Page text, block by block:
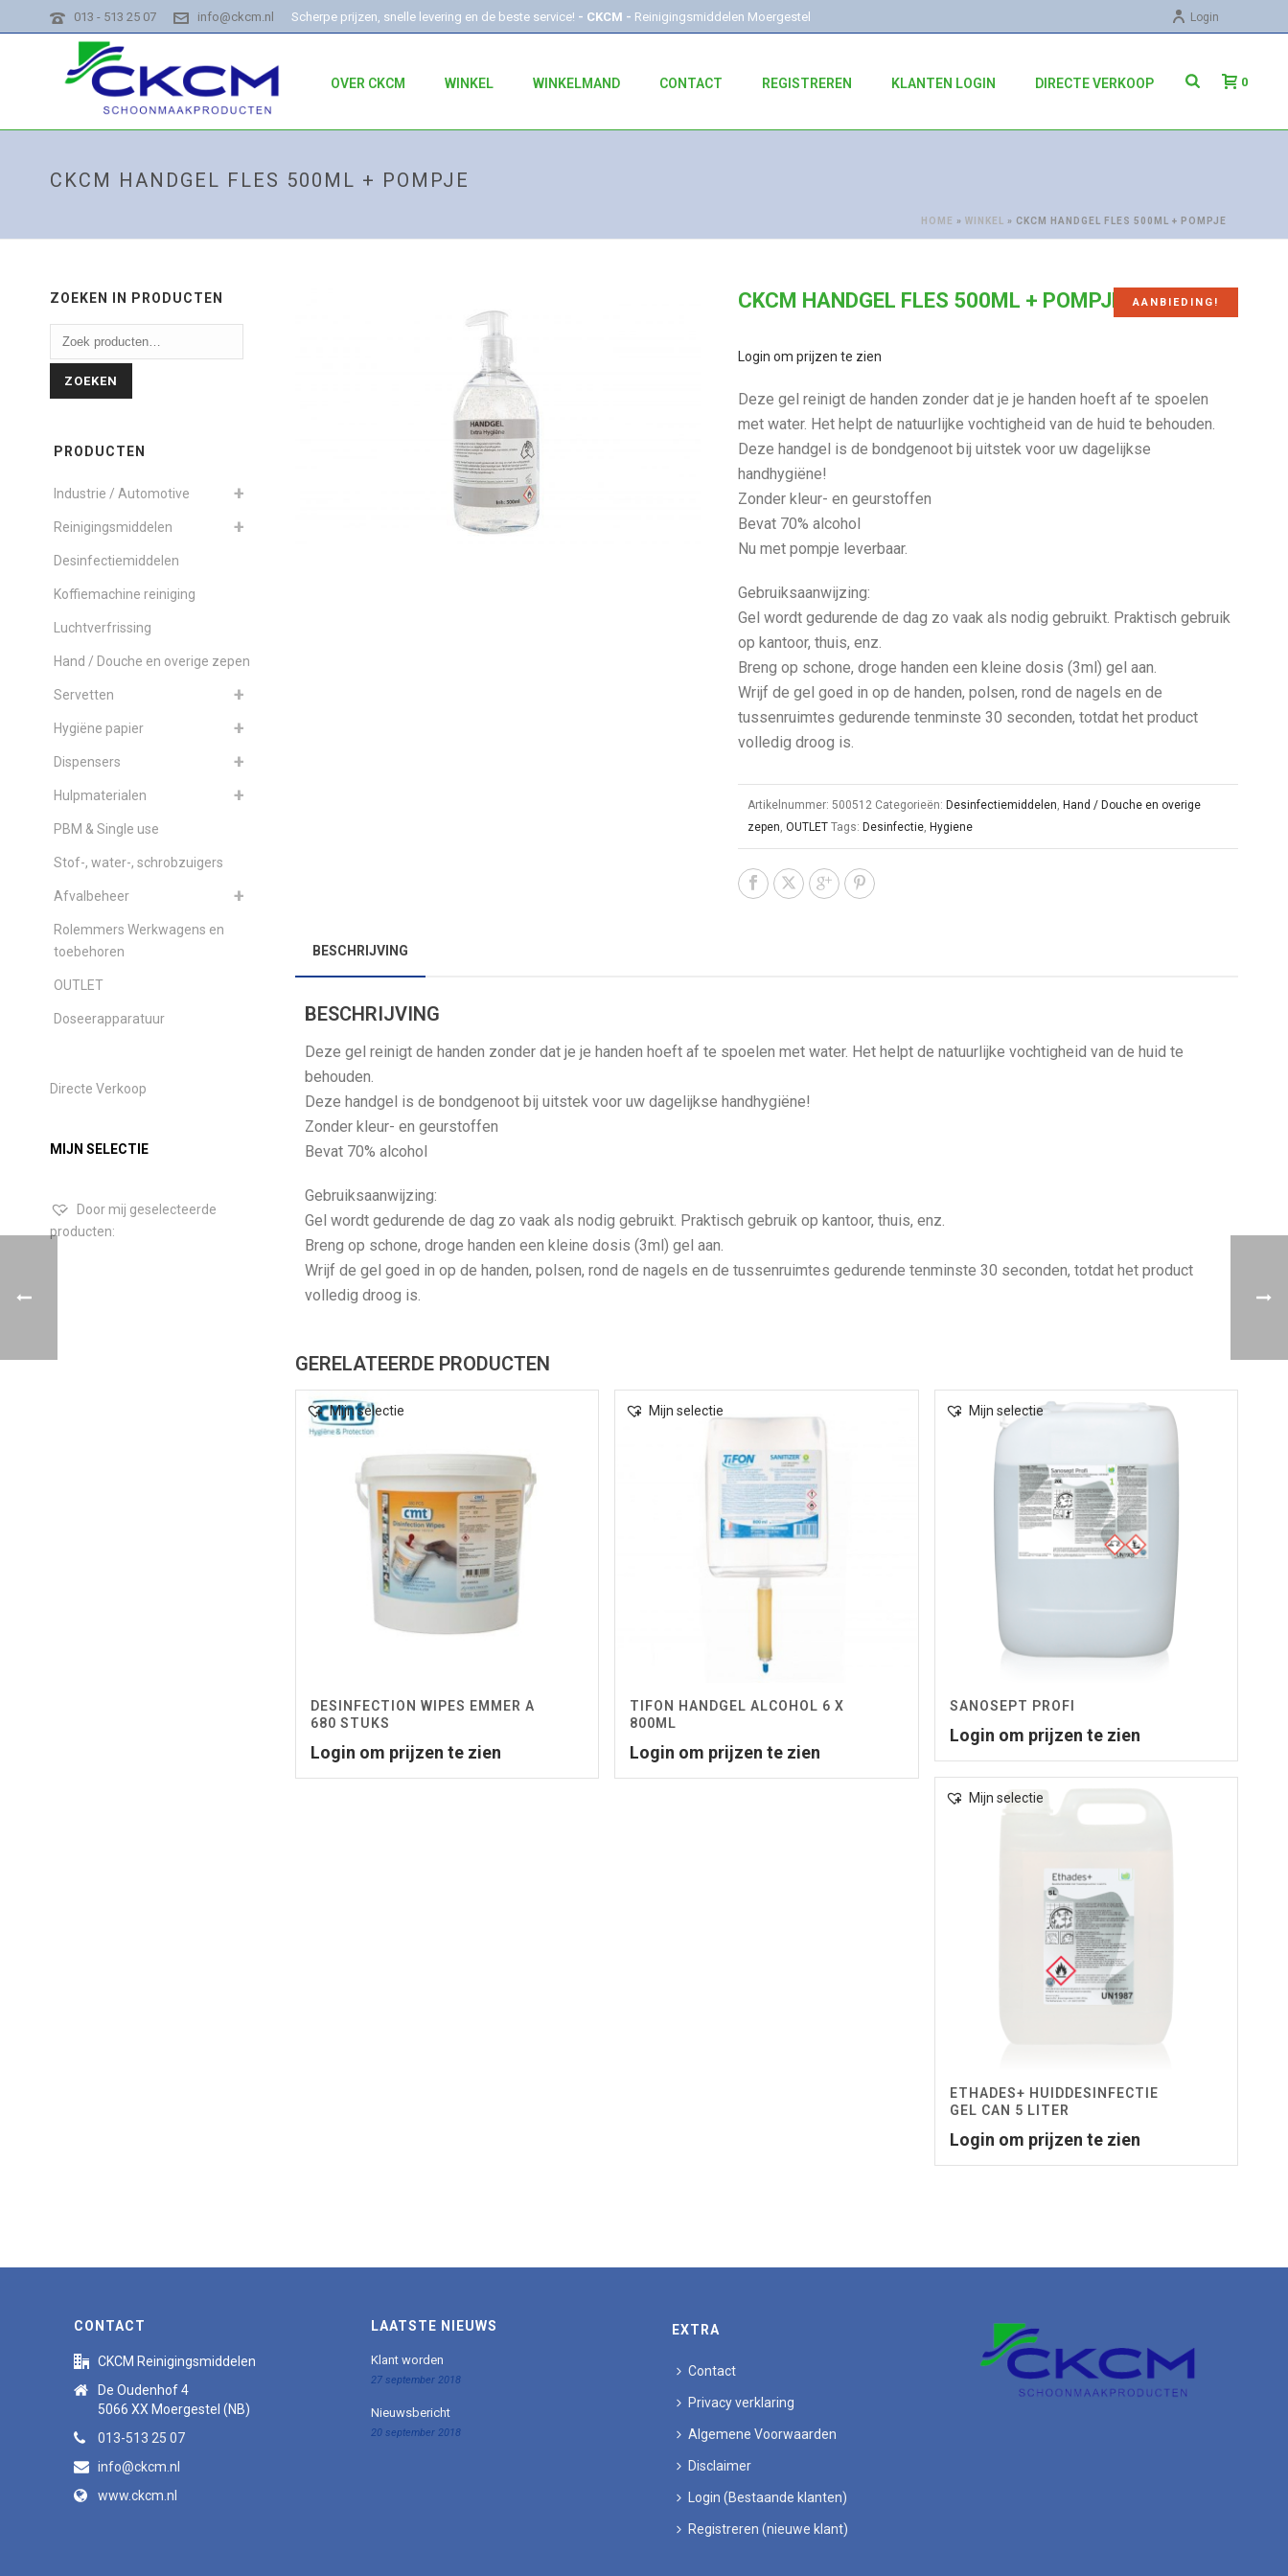
013 - 513 25 07 info@ckcm.nl Scherpe prijzen, snelle levering en de beste service! - CKCM - Reinigingsmiddelen Moergestel Login
OVER CKCM WINKEL WINKELMAND CONTACT REGISTREREN KLANTEN LOGIN DIRECTE VERKOOP 0
CKCM HANDGEL FLES 500ML + POMPJE
HOME » WINKEL » CKCM HANDGEL FLES 500ML + POMPJE
AANBIEDING!
CKCM HANDGEL FLES 500ML + POMPJE
Login om prijzen te zien
Deze gel reinigt de handen zonder dat je je handen hoeft af te spoelen
met water. Het helpt de natuurlijke vochtigheid van de huid te behouden.
Deze handgel is de bondgenoot bij uitstek voor uw dagelijkse
handhygiëne!
Zonder kleur- en geurstoffen
Bevat 70% alcohol
Nu met pompje leverbaar.
Gebruiksaanwijzing:
Gel wordt gedurende de dag zo vaak als nodig gebruikt. Praktisch gebruik
op kantoor, thuis, enz.
Breng op schone, droge handen een kleine dosis (3ml) gel aan.
Wrijf de gel goed in op de handen, polsen, rond de nagels en de
tussenruimtes gedurende tenminste 30 seconden, totdat het product
volledig droog is.
Artikelnummer:500512 Categorieën: Desinfectiemiddelen, Hand / Douche en overige
zepen,OUTLET Tags: Desinfectie, Hygiene
BESCHRIJVING
BESCHRIJVING
Deze gel reinigt de handen zonder dat je je handen hoeft af te spoelen met water. Het helpt de natuurlijke vochtigheid van de huid te
behouden.
Deze handgel is de bondgenoot bij uitstek voor uw dagelijkse handhygiëne!
Zonder kleur- en geurstoffen
Bevat 70% alcohol
Gebruiksaanwijzing:
Gel wordt gedurende de dag zo vaak als nodig gebruikt. Praktisch gebruik op kantoor, thuis, enz.
Breng op schone, droge handen een kleine dosis (3ml) gel aan.
Wrijf de gel goed in op de handen, polsen, rond de nagels en de tussenruimtes gedurende tenminste 30 seconden, totdat het product
volledig droog is.
GERELATEERDE PRODUCTEN
Mijn selectie
DESINFECTION WIPES EMMER A
680 STUKS
Login om prijzen te zien
Mijn selectie
TIFON HANDGEL ALCOHOL 6 X
800ML
Login om prijzen te zien
Mijn selectie
SANOSEPT PROFI
Login om prijzen te zien
Mijn selectie
ETHADES+ HUIDDESINFECTIE
GEL CAN 5 LITER
Login om prijzen te zien
ZOEKEN IN PRODUCTEN
ZOEKEN
PRODUCTEN
Industrie / Automotive
Reinigingsmiddelen
Desinfectiemiddelen
Koffiemachine reiniging
Luchtverfrissing
Hand / Douche en overige zepen
Servetten
Hygiëne papier
Dispensers
Hulpmaterialen
PBM & Single use
Stof-, water-, schrobzuigers
Afvalbeheer
Rolemmers Werkwagens en
toebehoren
OUTLET
Doseerapparatuur
Directe Verkoop
MIJN SELECTIE
Door mij geselecteerde
producten:
CONTACT
CKCM Reinigingsmiddelen
De Oudenhof 4
5066 XX Moergestel (NB)
013-513 25 07
info@ckcm.nl
www.ckcm.nl
LAATSTE NIEUWS
Klant worden
27 september 2018
Nieuwsbericht
20 september 2018
EXTRA
Contact
Privacy verklaring
Algemene Voorwaarden
Disclaimer
Login (Bestaande klanten)
Registreren (nieuwe klant)